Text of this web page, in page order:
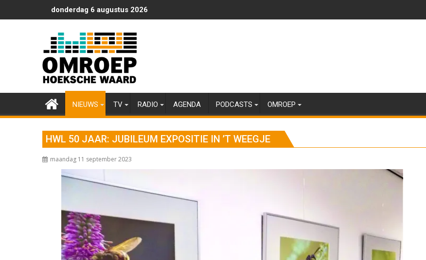
naar
donderdag 6 augustus 2026
NIEUWS TV RADIO AGENDA PODCASTS OMROEP
HWL 50 JAAR: JUBILEUM EXPOSITIE IN ’T WEEGJE
maandag 11 september 2023